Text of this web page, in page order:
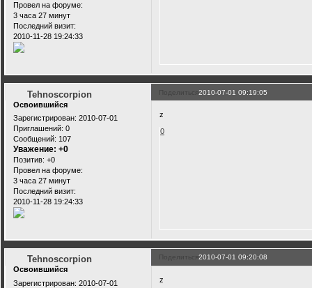
Провел на форуме:
3 часа 27 минут
Последний визит:
2010-11-28 19:24:33
Поделиться2010-07-01 09:19:05
Tehnoscorpion
Освоившийся
Зарегистрирован: 2010-07-01
Приглашений: 0
Сообщений: 107
Уважение: +0
Позитив: +0
Провел на форуме:
3 часа 27 минут
Последний визит:
2010-11-28 19:24:33
z
0
Поделиться2010-07-01 09:20:08
Tehnoscorpion
Освоившийся
Зарегистрирован: 2010-07-01
z